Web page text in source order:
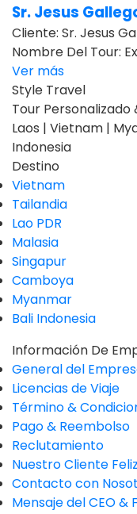
Sr. Jesus
Cliente: Sr. Jesus
Nombre Del Tour:
Ver más
Style Travel
Tour Personalizado
Laos | Vietnam |
Indonesia
Destino
Vietnam
Tailandia
Lao PDR
Malasia
Singapur
Camboya
Myanmar
Bali Indonesia
Información De
General del
Licencias de Viaje
Término &
Pago & Reembolso
Reclutamiento
Nuestro Cliente Feliz
Contacto con
Mensaje del CEO &